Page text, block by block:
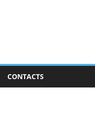
CONTACTS